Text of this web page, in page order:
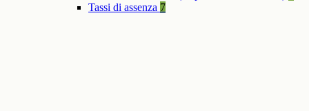
Tassi di assenza 7